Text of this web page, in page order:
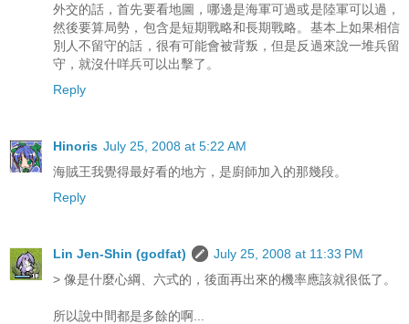
外交的話，首先要看地圖，哪邊是海軍可過或是陸軍可以過，
然後要算局勢，包含是短期戰略和長期戰略。基本上如果相信
別人不留守的話，很有可能會被背叛，但是反過來說一堆兵留
守，就沒什咩兵可以出擊了。
Reply
Hinoris July 25, 2008 at 5:22 AM
海賊王我覺得最好看的地方，是廚師加入的那幾段。
Reply
Lin Jen-Shin (godfat)
July 25, 2008 at 11:33 PM
> 像是什麼心綱、六式的，後面再出來的機率應該就很低了。
所以說中間都是多餘的啊...